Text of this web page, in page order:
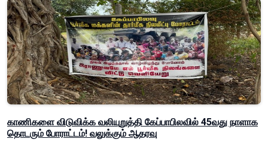
காணிகளை விடுவிக்க வலியுறுத்தி கேப்பாபிலவில் 45வது நாளாக
தொடரும் போராட்டம்! வலுக்கும் ஆதரவு